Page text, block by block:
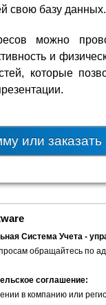
свою базу данных.
можно
и
которые
или
Система Учета -
обращайтесь по
соглашение:
в компанию или